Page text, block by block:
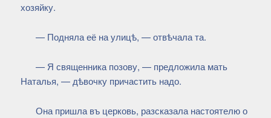
хозяйку.
— Подняла её на улицѣ, — отвѣчала та.
— Я священника позову, — предложила мать
Наталья, — дѣвочку причастить надо.
Она пришла въ церковь, разсказала настоятелю о